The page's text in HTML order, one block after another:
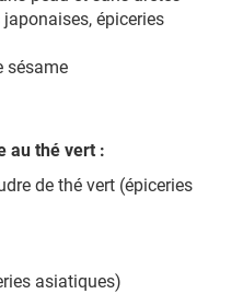
épiceries
sésame
au thé vert :
de thé vert (épiceries
asiatiques)